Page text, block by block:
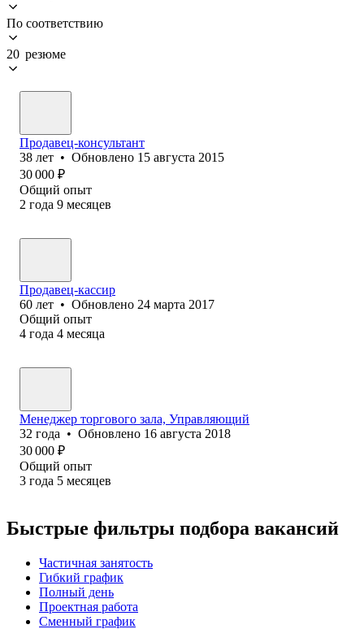
По соответствию
20 резюме
Продавец-консультант
38 лет • Обновлено 15 августа 2015
30 000 ₽
Общий опыт
2 года 9 месяцев
Продавец-кассир
60 лет • Обновлено 24 марта 2017
Общий опыт
4 года 4 месяца
Менеджер торгового зала, Управляющий
32 года • Обновлено 16 августа 2018
30 000 ₽
Общий опыт
3 года 5 месяцев
Быстрые фильтры подбора вакансий
Частичная занятость
Гибкий график
Полный день
Проектная работа
Сменный график